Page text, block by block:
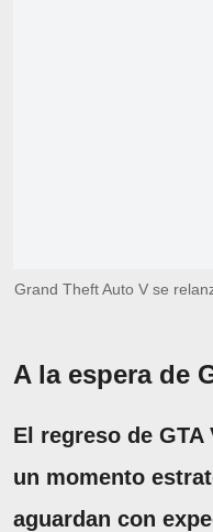
Grand Theft Auto V se
A la espera de
El regreso de GTA
un momento
aguardan con